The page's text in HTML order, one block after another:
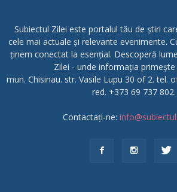
Subiectul Zilei este portalul tău de știri
cele mai actuale și relevante evenimente.
ținem conectat la esențial. Descoperă
Zilei - unde informația
mun. Chisinau. str. Vasile Lupu 30 of 2. tel.
red. +373 69 737 802.
Contactați-ne: